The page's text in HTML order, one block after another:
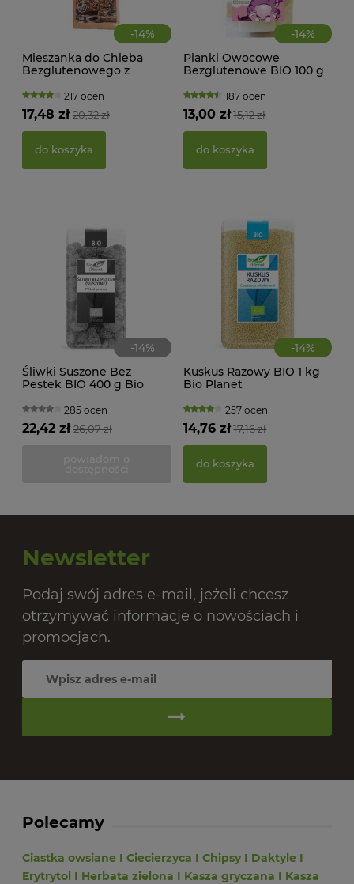
-14%
Mieszanka do Chleba
Bezglutenowego z
Przemian217 ocen
20,32 zł
17,48 zł
do koszyka
-14%
Pianki Owocowe
Bezglutenowe BIO 100 g
187 ocen
15,12 zł
13,00 zł
do koszyka
-14%
Śliwki Suszone Bez
Pestek BIO 400 g Bio
285 ocen
26,07 zł
22,42 zł
-14%
Kuskus Razowy BIO 1 kg
Bio Planet
257 ocen
17,16 zł
14,76 zł
do koszyka
Newsletter
Podaj swój adres e-mail, jeżeli chcesz
otrzymywać informacje o nowościach i
promocjach.
Polecamy
Ciastka owsiane I Ciecierzyca I ChipsyI Daktyle I
Erytrytol I Herbata zielona I Kasza gryczana I Kasza